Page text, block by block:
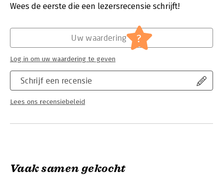
Verschijningsdatum:
17-4-2024
Literatuur en romans
Wees de eerste die een lezersrecensie schrijft!
Schrijf een recensie
Lees ons recensiebeleid
Uw waardering ?
Log in om uw waardering te geven
Vaak samen gekocht